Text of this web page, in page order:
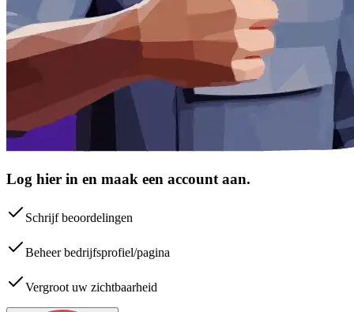
Log hier in en maak een account aan.
Schrijf beoordelingen
Beheer bedrijfsprofiel/pagina
Vergroot uw zichtbaarheid